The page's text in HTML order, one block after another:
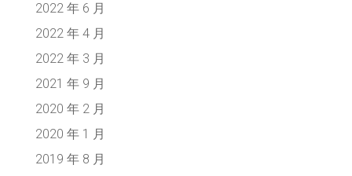
2022 年 6 月
2022 年 4 月
2022 年 3 月
2021 年 9 月
2020 年 2 月
2020 年 1 月
2019 年 8 月